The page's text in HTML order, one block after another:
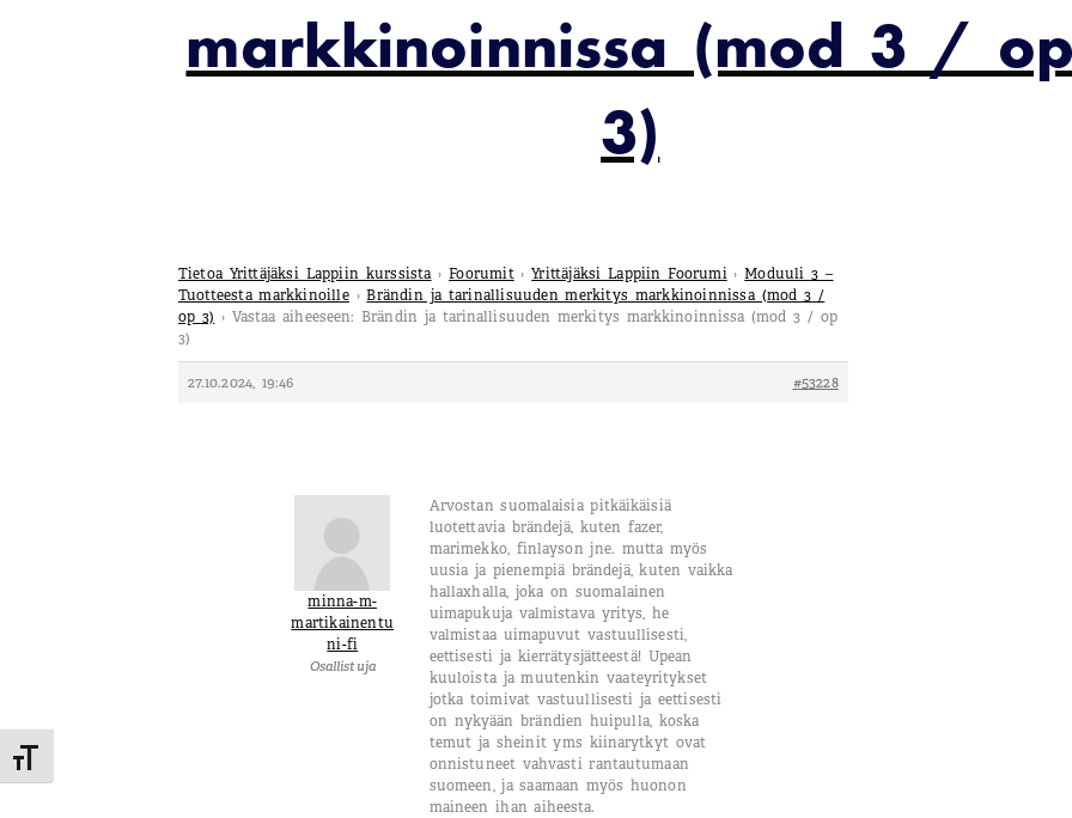
Toggle Font size
markkinoinnissa (mod 3 / op
3)
Tietoa Yrittäjäksi Lappiin kurssista › Foorumit › Yrittäjäksi Lappiin Foorumi › Moduuli 3 –
Tuotteesta markkinoille › Brändin ja tarinallisuuden merkitys markkinoinnissa (mod 3 /
op 3) › Vastaa aiheeseen: Brändin ja tarinallisuuden merkitys markkinoinnissa (mod 3 / op
3)
27.10.2024, 19:46 #53228
minna-m-
martikainentu
ni-fi
Osallistuja
Arvostan suomalaisia pitkäikäisiä
luotettavia brändejä, kuten fazer,
marimekko, finlayson jne. mutta myös
uusia ja pienempiä brändejä, kuten vaikka
hallaxhalla, joka on suomalainen
uimapukuja valmistava yritys, he
valmistaa uimapuvut vastuullisesti,
eettisesti ja kierrätysjätteestä! Upean
kuuloista ja muutenkin vaateyritykset
jotka toimivat vastuullisesti ja eettisesti
on nykyään brändien huipulla, koska
temut ja sheinit yms kiinarytkyt ovat
onnistuneet vahvasti rantautumaan
suomeen, ja saamaan myös huonon
maineen ihan aiheesta.